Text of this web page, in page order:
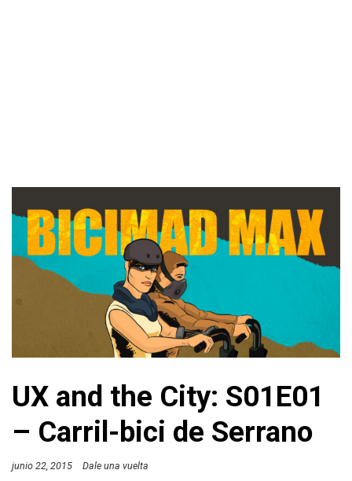
UX and the City: S01E01
– Carril-bici de Serrano
junio 22, 2015 Dale una vuelta